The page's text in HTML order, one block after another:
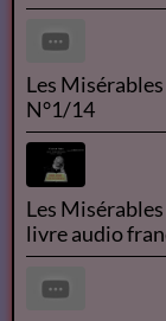
Les
N°1/14
Les
livre audio